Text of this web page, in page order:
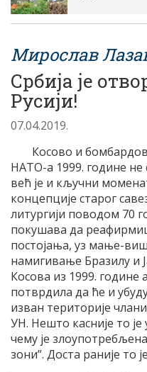
Мирослав
Србија је
Русији!
07.04.2019.
Косово и
НАТО-а 1999. године не
већ је и кључни
концепције старог
литургији поводом 70
покушава да
постојања, уз мање-
намигивање Бразилу и
Косова из 1999. године
потврдила да ће и
изван територије
УН. Нешто касније то
чему је
зони”. Доста раније то